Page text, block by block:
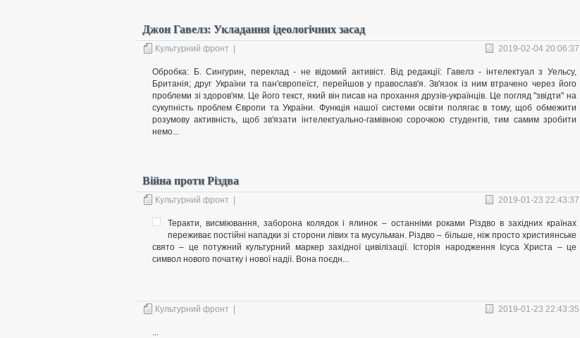
Джон Гавелз: Укладання ідеологічних засад
Культурний фронт 2019-02-04 20:06:37
Обробка: Б. Сингурин, переклад - не відомий активіст. Від редакції: Гавелз - інтелектуал з Уельсу,
Британія; друг України та пан'європеїст, перейшов у православ'я. Зв'язок із ним втрачено через його
проблеми зі здоров'ям. Це його текст, який він писав на прохання друзів-українців. Це погляд "звідти" на
сукупність проблем Європи та України. Функція нашої системи освіти полягає в тому, щоб обмежити
розумову активність, щоб зв'язати інтелектуально-гамівною сорочкою студентів, тим самим зробити
немо...
Війна проти Різдва
Культурний фронт 2019-01-23 22:43:37
Теракти, висміювання, заборона колядок і ялинок – останніми роками Різдво в західних країнах
переживає постійні нападки зі сторони лівих та мусульман. Різдво – більше, ніж просто християнське
свято – це потужний культурний маркер західної цивілізації. Історія народження Ісуса Христа – це
символ нового початку і нової надії. Вона поєдн...
Культурний фронт 2019-01-23 22:43:35
...